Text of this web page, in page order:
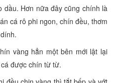
dầu. Hơn nữa đây cũng chính là
cá rô phi ngon, chín đều, thơm
vàng hẳn một bên mới lật lại
được chín từ từ.